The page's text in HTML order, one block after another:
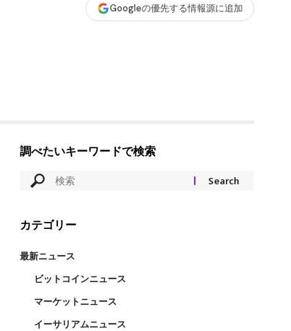
Googleの優先する情報源に追加
調べたいキーワードで検索
カテゴリー
最新ニュース
ビットコインニュース
マーケットニュース
イーサリアムニュース